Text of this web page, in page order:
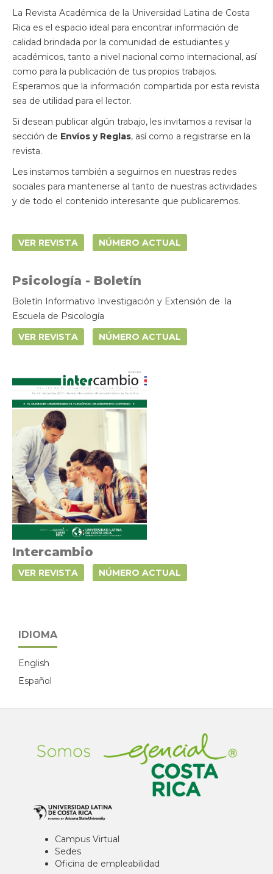
La Revista Académica de la Universidad Latina de Costa
Rica es el espacio ideal para encontrar información de
calidad brindada por la comunidad de estudiantes y
académicos, tanto a nivel nacional como internacional, así
como para la publicación de tus propios trabajos.
Esperamos que la información compartida por esta revista
sea de utilidad para el lector.
Si desean publicar algún trabajo, les invitamos a revisar la
sección de Envíos y Reglas, así como a registrarse en la
revista.
Les instamos también a seguirnos en nuestras redes
sociales para mantenerse al tanto de nuestras actividades
y de todo el contenido interesante que publicaremos.
VER REVISTA NÚMERO ACTUAL
Psicología - Boletín
Boletín Informativo Investigación y Extensión de la
Escuela de Psicología
VER REVISTA
NÚMERO ACTUAL
Intercambio
VER REVISTA NÚMERO ACTUAL
IDIOMA
English
Español
Campus Virtual
Sedes
Oficina de empleabilidad